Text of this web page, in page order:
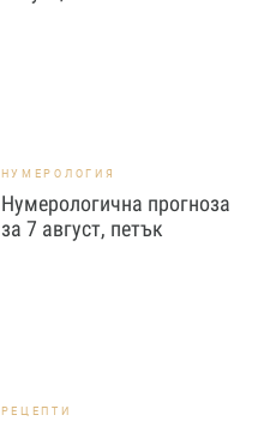
НУМЕРОЛОГИЯ
Нумерологична прогноза
за 7 август, петък
РЕЦЕПТИ